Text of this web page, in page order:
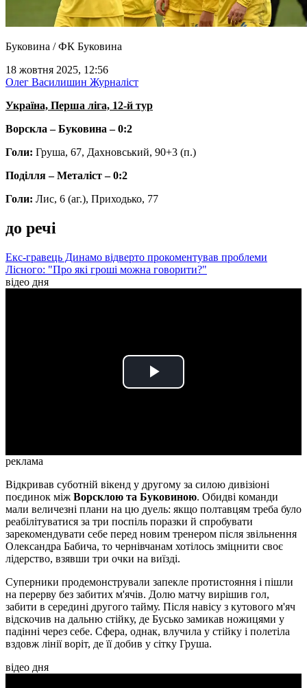
Буковина / ФК Буковина
18 жовтня 2025, 12:56
Олег Василишин Журналіст
Україна, Перша ліга, 12-й тур
Ворскла – Буковина – 0:2
Голи: Груша, 67, Дахновський, 90+3 (п.)
Поділля – Металіст – 0:2
Голи: Лис, 6 (аг.), Приходько, 77
до речі
Екс-гравець Динамо відверто прокоментував проблеми
Лісного: "Про які гроші можна говорити?"
відео дня
Play
реклама
Відкривав суботній вікенд у другому за силою дивізіоні
поєдинок між Ворсклою та Буковиною. Обидві команди
мали величезні плани на цю дуель: якщо полтавцям треба було
реабілітуватися за три поспіль поразки й спробувати
зарекомендувати себе перед новим тренером після звільнення
Олександра Бабича, то чернівчанам хотілось зміцнити своє
лідерство, взявши три очки на виїзді.
Суперники продемонстрували запекле протистояння і пішли
на перерву без забитих м'ячів. Долю матчу вирішив гол,
забити в середині другого тайму. Після навісу з кутового м'яч
відскочив на дальню стійку, де Бусько замикав ножицями у
падінні через себе. Сфера, однак, влучила у стійку і полетіла
вздовж лінії воріт, де її добив у сітку Груша.
відео дня